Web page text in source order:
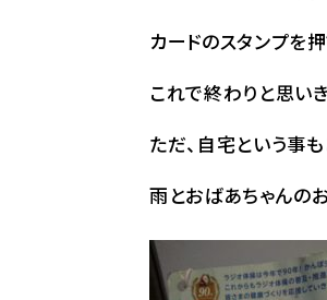
カードのスタンプを
これで終わりと思い
ただ、自宅という事
雨とおばあちゃんの